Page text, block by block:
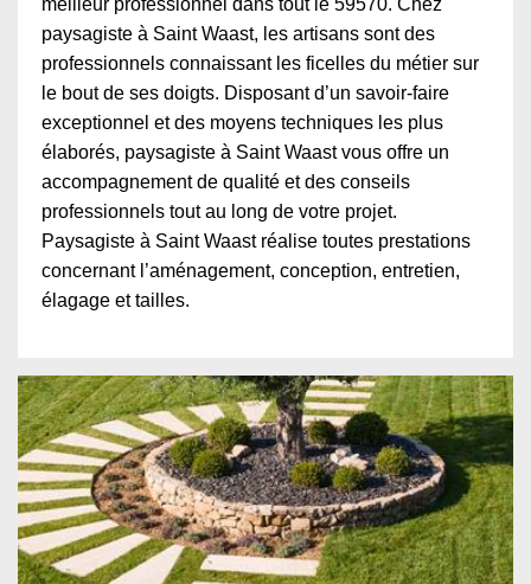
meilleur professionnel dans tout le 59570. Chez
paysagiste à Saint Waast, les artisans sont des
professionnels connaissant les ficelles du métier sur
le bout de ses doigts. Disposant d’un savoir-faire
exceptionnel et des moyens techniques les plus
élaborés, paysagiste à Saint Waast vous offre un
accompagnement de qualité et des conseils
professionnels tout au long de votre projet.
Paysagiste à Saint Waast réalise toutes prestations
concernant l’aménagement, conception, entretien,
élagage et tailles.